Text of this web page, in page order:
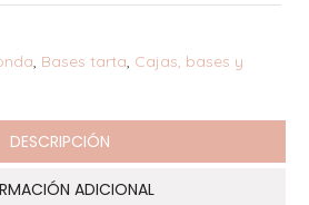
, Bases tarta, Cajas, bases y
DESCRIPCIÓN
ADICIONAL